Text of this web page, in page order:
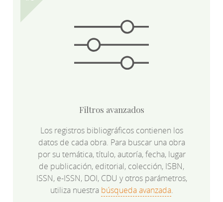
Filtros avanzados
Los registros bibliográficos contienen los
datos de cada obra. Para buscar una obra
por su temática, título, autoría, fecha, lugar
de publicación, editorial, colección, ISBN,
ISSN, e-ISSN, DOI, CDU y otros parámetros,
utiliza nuestra búsqueda avanzada.